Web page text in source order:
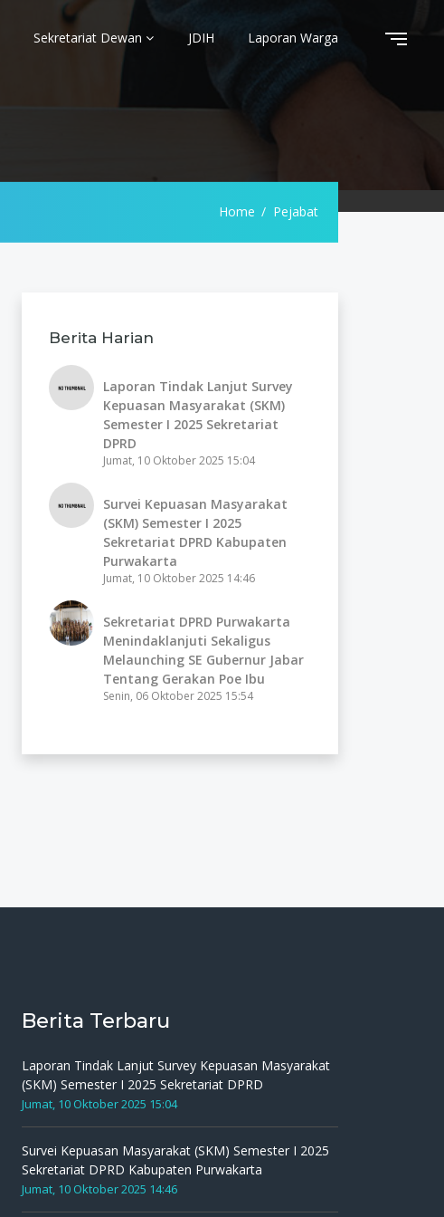
Sekretariat Dewan JDIH Laporan Warga
Home Pejabat
Berita Harian
Laporan Tindak Lanjut Survey
Kepuasan Masyarakat (SKM)
Semester I 2025 Sekretariat
DPRD
Jumat, 10 Oktober 2025 15:04
Survei Kepuasan Masyarakat
(SKM) Semester I 2025
Sekretariat DPRD Kabupaten
Purwakarta
Jumat, 10 Oktober 2025 14:46
Sekretariat DPRD Purwakarta
Menindaklanjuti Sekaligus
Melaunching SE Gubernur Jabar
Tentang Gerakan Poe Ibu
Senin, 06 Oktober 2025 15:54
Berita Terbaru
Laporan Tindak Lanjut Survey Kepuasan Masyarakat
(SKM) Semester I 2025 Sekretariat DPRD
Jumat, 10 Oktober 2025 15:04
Survei Kepuasan Masyarakat (SKM) Semester I 2025
Sekretariat DPRD Kabupaten Purwakarta
Jumat, 10 Oktober 2025 14:46